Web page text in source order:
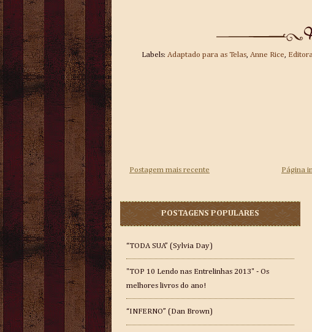
Labels: Adaptado para as Telas, Anne Rice,
Postagem mais recente Página
POSTAGENS POPULARES
“TODA SUA” (Sylvia Day)
"TOP 10 Lendo nas Entrelinhas 2013" - Os
melhores livros do ano!
“INFERNO” (Dan Brown)